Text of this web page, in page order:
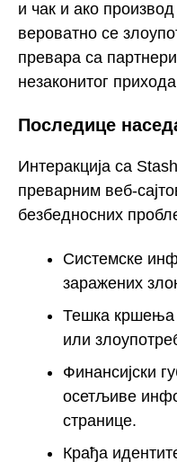
и чак и ако
вероватно се
превара са
незаконитог
Последице
Интеракција са
преварним веб-
безбедносних
Системске
заражених
Тешка кршења
или
Финансијски
осетљиве
странице.
Крађа